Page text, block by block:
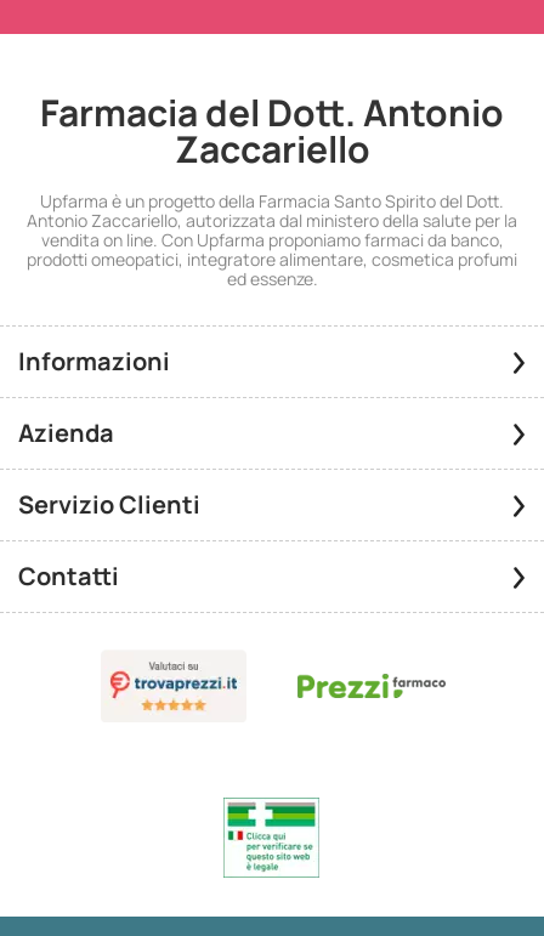
Farmacia del Dott. Antonio
Zaccariello
Upfarma è un progetto della Farmacia Santo Spirito del Dott.
Antonio Zaccariello, autorizzata dal ministero della salute per la
vendita on line. Con Upfarma proponiamo farmaci da banco,
prodotti omeopatici, integratore alimentare, cosmetica profumi
ed essenze.
Informazioni
Azienda
Servizio Clienti
Contatti